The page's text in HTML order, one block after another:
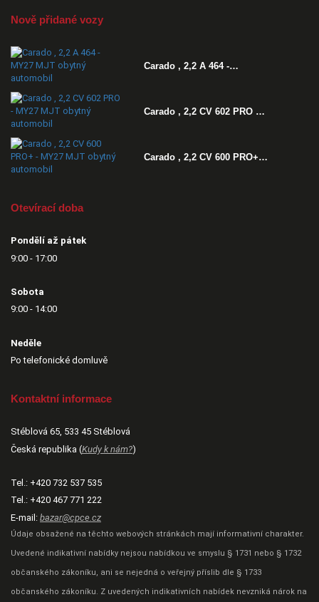
Nově přidané vozy
Carado , 2,2 A 464 -…
Carado , 2,2 CV 602 PRO …
Carado , 2,2 CV 600 PRO+…
Otevírací doba
Pondělí až pátek
9:00 - 17:00
Sobota
9:00 - 14:00
Neděle
Po telefonické domluvě
Kontaktní informace
Stéblová 65, 533 45 Stéblová
Česká republika (Kudy k nám?)
Tel.: +420 732 537 535
Tel.: +420 467 771 222
E-mail: bazar@cpce.cz
Údaje obsažené na těchto webových stránkách mají informativní charakter.
Uvedené indikativní nabídky nejsou nabídkou ve smyslu § 1731 nebo § 1732
občanského zákoníku, ani se nejedná o veřejný příslib dle § 1733
občanského zákoníku. Z uvedených indikativních nabídek nevzniká nárok na